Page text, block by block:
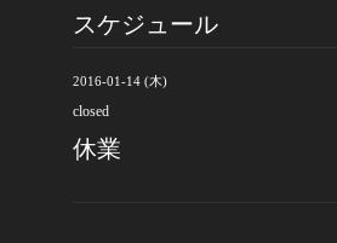
スケジュール
2016-01-14 (木)
closed
休業